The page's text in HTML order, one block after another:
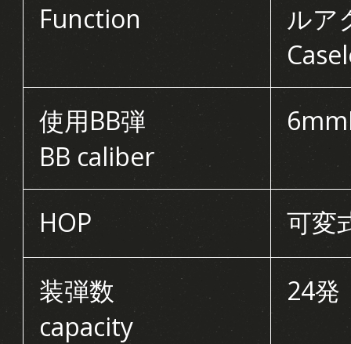
Function
ルア
使用BB弾
BB caliber
HOP 可変
装弾数
capacity
24